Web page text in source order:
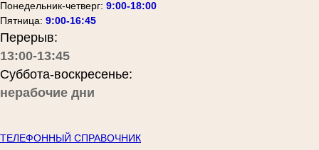
Понедельник-четверг: 9:00-18:00
Пятница: 9:00-16:45
Перерыв:
13:00-13:45
Суббота-воскресенье:
нерабочие дни
ТЕЛЕФОННЫЙ СПРАВОЧНИК